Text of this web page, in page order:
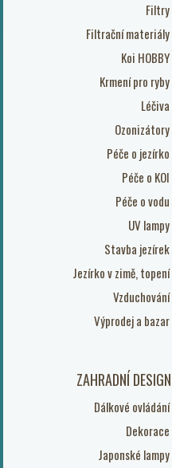
Filtry
Filtrační materiály
Koi HOBBY
Krmení pro ryby
Léčiva
Ozonizátory
Péče o jezírko
Péče o KOI
Péče o vodu
UV lampy
Stavba jezírek
Jezírko v zimě, topení
Vzduchování
Výprodej a bazar
ZAHRADNÍ DESIGN
Dálkové ovládání
Dekorace
Japonské lampy